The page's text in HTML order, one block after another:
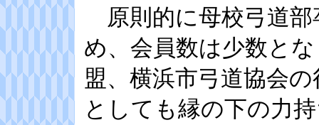
原則的に母校弓道部
め、会員数は少数と
盟、横浜市弓道協会
としても縁の下の力